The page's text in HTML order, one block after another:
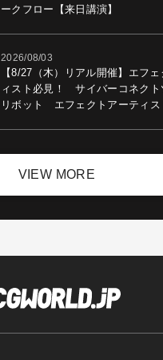
ークフロー【来日講演】
2026/08/03
【8/27（木）リアル開催】エフ
ィスト必見！ サイバーコネクト
リボット エフェクトアーティス
VIEW MORE